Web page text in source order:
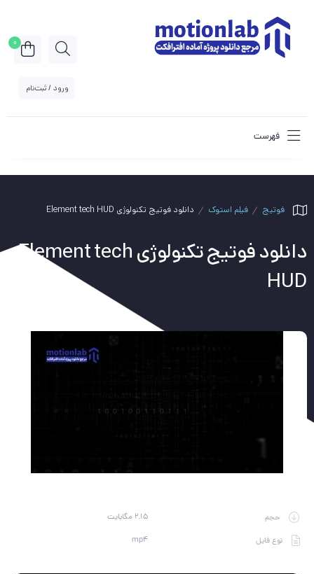
ورود / ثبت‌نام
0
فهرست
فوتیج فیلم استوک دانلود فوتیج تکنولوژی Element tech HUD
دانلود فوتیج تکنولوژی Element tech
HUD
حجم 2.15 مگابایت
نوع فایل mp4